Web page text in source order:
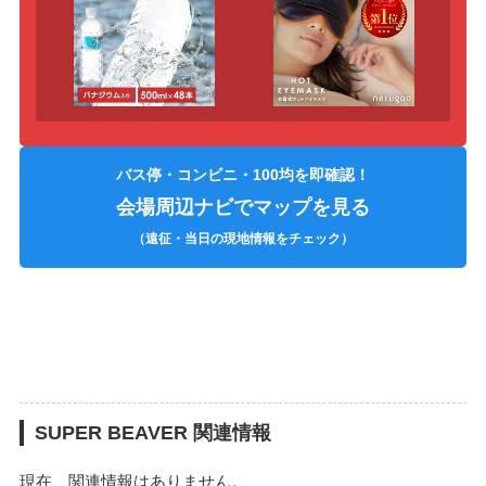
バス停・コンビニ・100均を即確認！
会場周辺ナビでマップを見る
（遠征・当日の現地情報をチェック）
SUPER BEAVER 関連情報
現在、関連情報はありません。